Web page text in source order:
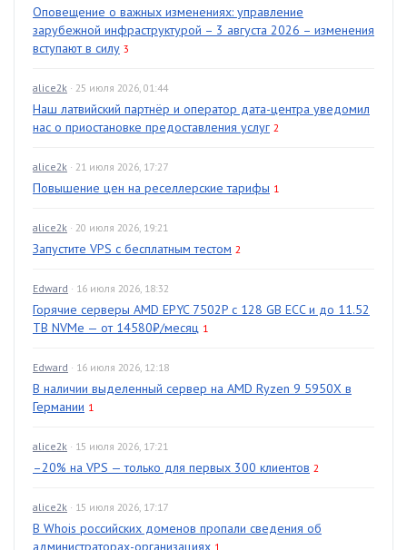
Оповещение о важных изменениях: управление
зарубежной инфраструктурой – 3 августа 2026 – изменения
вступают в силу 3
alice2k · 25 июля 2026, 01:44
Наш латвийский партнёр и оператор дата-центра уведомил
нас о приостановке предоставления услуг 2
alice2k · 21 июля 2026, 17:27
Повышение цен на реселлерские тарифы 1
alice2k · 20 июля 2026, 19:21
Запустите VPS с бесплатным тестом 2
Edward · 16 июля 2026, 18:32
Горячие серверы AMD EPYC 7502P с 128 GB ECC и до 11.52
TB NVMe — от 14580₽/месяц 1
Edward · 16 июля 2026, 12:18
В наличии выделенный сервер на AMD Ryzen 9 5950X в
Германии 1
alice2k · 15 июля 2026, 17:21
–20% на VPS — только для первых 300 клиентов 2
alice2k · 15 июля 2026, 17:17
В Whois российских доменов пропали сведения об
администраторах-организациях 1